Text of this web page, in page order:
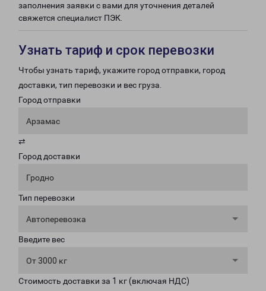
заполнения заявки с вами для уточнения деталей
свяжется специалист ПЭК.
Узнать тариф и срок перевозки
Чтобы узнать тариф, укажите город отправки, город
доставки, тип перевозки и вес груза.
Город отправки
Арзамас
⇄
Город доставки
Гродно
Тип перевозки
Автоперевозка
Введите вес
От 3000 кг
Стоимость доставки за 1 кг (включая НДС)